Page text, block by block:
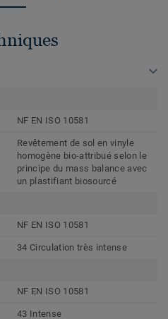
NF EN ISO 10581
Revêtement de sol en vinyle
homogène bio-attribué selon le
principe du mass balance avec
un plastifiant biosourcé
NF EN ISO 10581
34 Circulation très intense
NF EN ISO 10581
43 Intense